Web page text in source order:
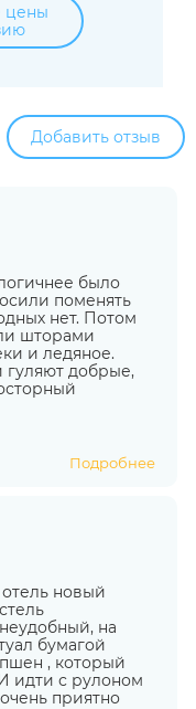
цены
Добавить отзыв
было
поменять
нет. Потом
шторами
и ледяное.
гуляют добрые,
Подробнее
новый
на
бумагой
, который
идти с рулоном
приятно